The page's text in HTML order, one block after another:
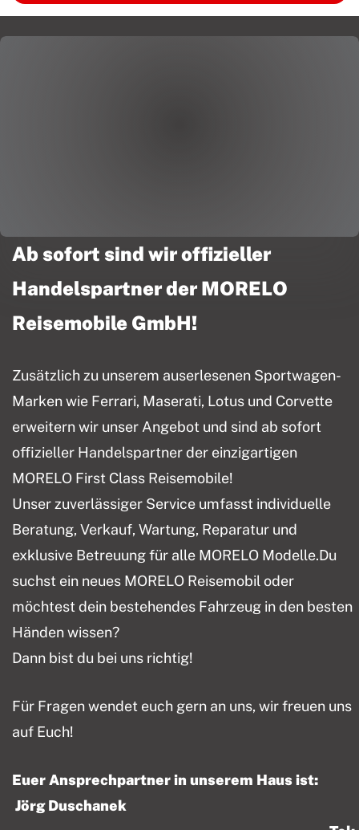
Ab sofort sind wir offizieller
Handelspartner der MORELO
Reisemobile GmbH!
Zusätzlich zu unserem auserlesenen Sportwagen-
Marken wie Ferrari, Maserati, Lotus und Corvette
erweitern wir unser Angebot und sind ab sofort
offizieller Handelspartner der einzigartigen
MORELO First Class Reisemobile!
Unser zuverlässiger Service umfasst individuelle
Beratung, Verkauf, Wartung, Reparatur und
exklusive Betreuung für alle MORELO Modelle.Du
suchst ein neues MORELO Reisemobil oder
möchtest dein bestehendes Fahrzeug in den besten
Händen wissen?
Dann bist du bei uns richtig!
Für Fragen wendet euch gern an uns, wir freuen uns
auf Euch!
Euer Ansprechpartner in unserem Haus ist:
Jörg Duschanek